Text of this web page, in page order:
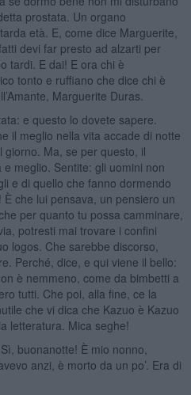
prostata. Un organo
età. E, come dice Marguerite,
devi far presto ad alzarti per
tardi. E dai! E ora chi è
tonto e ruffiano che dice chi è
Marguerite Duras.
e questo lo dovete sapere.
il meglio nella vita accade di notte
Ma, se per questo, il
meglio. Sentite: gli uomini non
e di quello che fanno dormendo
che lui pensava, un pensiero un
per quanto tu possa camminare,
potresti mai trovare i confini
logos. Che sarebbe discorso,
Perché, dice, e qui viene il bello:
è nemmeno, come da bimbetti a
tutti. Che poi, alla fine, ce la
che vi dica che Kazuo è Kazuo
letteratura. Mica seghe!
buonanotte! È mio nonno,
anzi, è morto da un po’. Era di